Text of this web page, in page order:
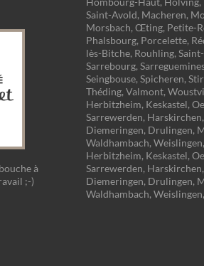
à
;-)
Saint-Avold, Macheren,
Morsbach, Œting, Petite-
Phalsbourg, Porcelette,
lès-Bitche, Rouhling,
Sarrebourg,
Seingbouse, Spicheren,
Théding, Valmont,
Herbitzheim, Keskastel,
Sarrewerden,
Diemeringen, Drulingen,
Waldhambach,
Herbitzheim, Keskastel,
Sarrewerden,
Diemeringen, Drulingen,
Waldhambach,